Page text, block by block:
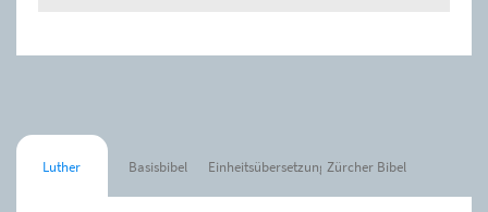
Luther Basisbibel Einheitsübersetzung Zürcher Bibel